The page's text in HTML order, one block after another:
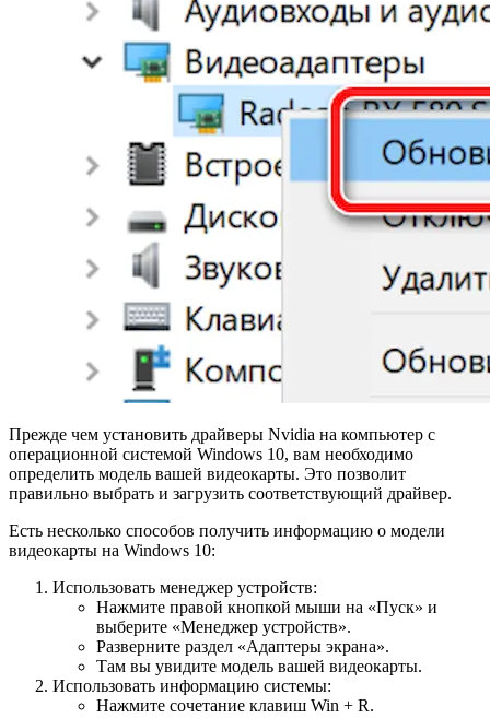
Прежде чем установить драйверы Nvidia на компьютер с
операционной системой Windows 10, вам необходимо
определить модель вашей видеокарты. Это позволит
правильно выбрать и загрузить соответствующий драйвер.
Есть несколько способов получить информацию о модели
видеокарты на Windows 10:
Использовать менеджер устройств:
Нажмите правой кнопкой мыши на «Пуск» и
выберите «Менеджер устройств».
Разверните раздел «Адаптеры экрана».
Там вы увидите модель вашей видеокарты.
Использовать информацию системы:
Нажмите сочетание клавиш Win + R.